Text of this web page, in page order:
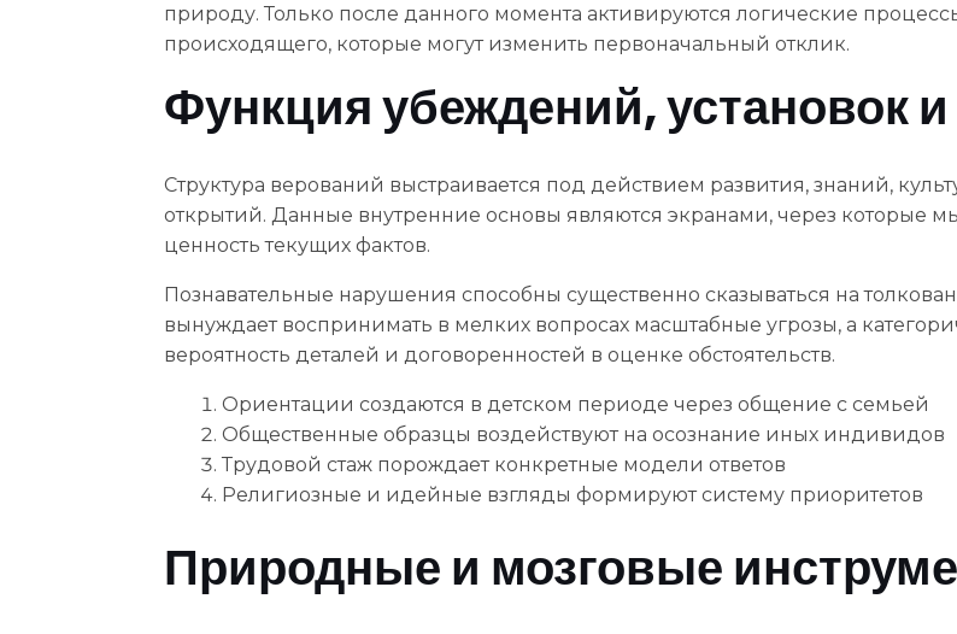
природу. Только после данного момента активируются логические
происходящего, которые могут изменить первоначальный отклик.
Функция убеждений, установок
Структура верований выстраивается под действием развития, знаний,
открытий. Данные внутренние основы являются экранами, через которые
ценность текущих фактов.
Познавательные нарушения способны существенно сказываться на
вынуждает воспринимать в мелких вопросах масштабные угрозы, а
вероятность деталей и договоренностей в оценке обстоятельств.
Ориентации создаются в детском периоде через общение с семьей
Общественные образцы воздействуют на осознание иных индивидов
Трудовой стаж порождает конкретные модели ответов
Религиозные и идейные взгляды формируют систему приоритетов
Природные и мозговые